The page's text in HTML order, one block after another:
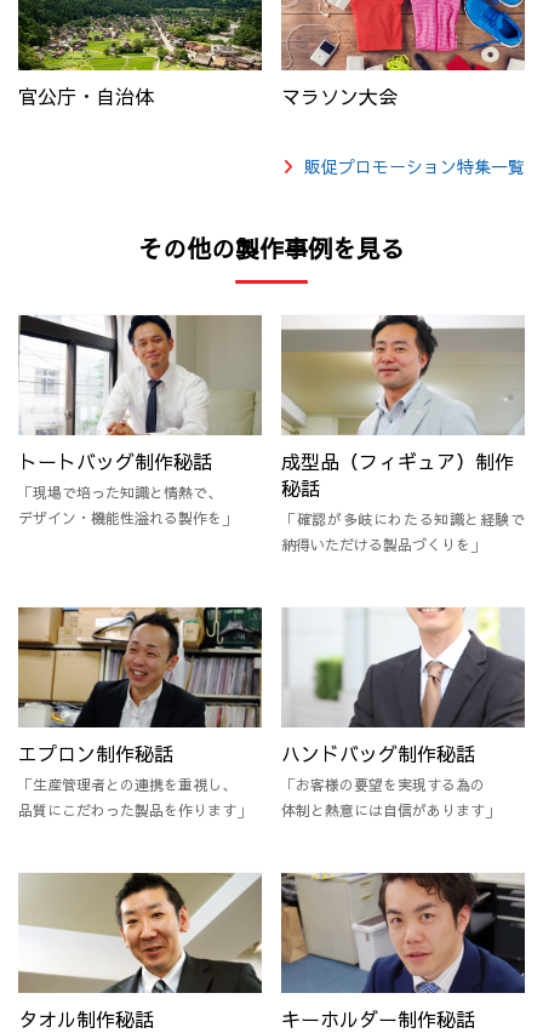
官公庁・自治体 マラソン大会
販促プロモーション特集一覧
その他の製作事例を見る
トートバッグ制作秘話
「現場で培った知識と情熱で、
デザイン・機能性溢れる製作を」
成型品（フィギュア）制作
秘話
「確認が多岐にわたる知識と経験で
納得いただける製品づくりを」
エプロン制作秘話
「生産管理者との連携を重視し、
品質にこだわった製品を作ります」
ハンドバッグ制作秘話
「お客様の要望を実現する為の
体制と熱意には自信があります」
タオル制作秘話 キーホルダー制作秘話